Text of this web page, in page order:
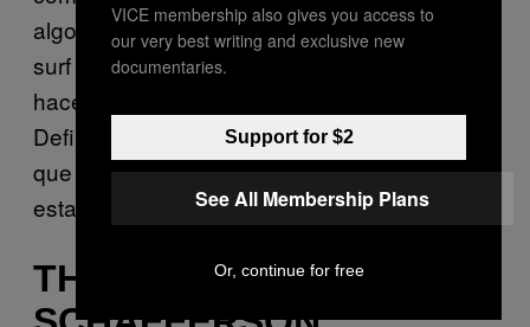
algo malo. De hecho son sus ganchos de
surf rock y sus armonías vocales lo que
hacen que destaquen de los demás.
Definitivamente se sienten como la banda
que invita al público a pistear con ellos en el
estacionamiento después de un show.
THE PSYCHEDELIC
VICE membership also gives you access to
our very best writing and exclusive new
documentaries.
Support for $2
See All Membership Plans
Or, continue for free